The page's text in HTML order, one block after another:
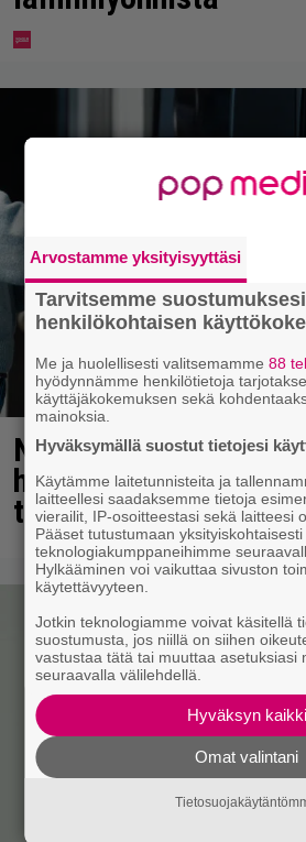
Näky
hekotuttaa – joku
tahallaan
Arvostamme yksityisyyttäsi
Tarvitsemme
henkilökohtaisen
Me ja huolellisesti valitsemamme88
hyödynnämme henkilötietoja
käyttäjäkokemuksen sekä
mainoksia.
Hyväksymällä suostut tietojesi
Käytämme laitetunnisteita ja
laitteellesi saadaksemme tietoja
vierailit, IP-osoitteestasi sekä laitteesi
Pääset tutustumaan
teknologiakumppaneihimme
Hylkääminen voi vaikuttaa sivuston
käytettävyyteen.
Jotkin teknologiamme voivat käsitellä
suostumusta, jos niillä on siihen
vastustaa tätä tai muuttaa asetuksiasi
seuraavalla välilehdellä.
Hyväksyn kaikki
Omat valintani